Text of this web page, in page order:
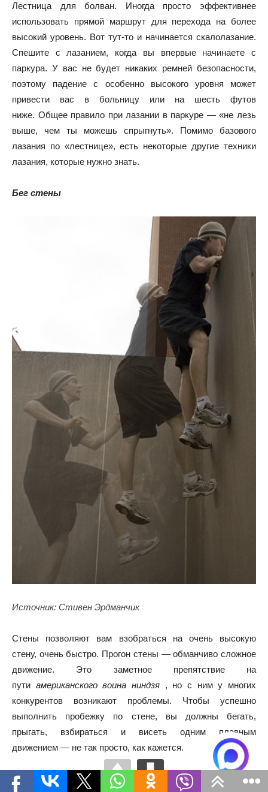
Лестница для болван. Иногда просто эффективнее
использовать прямой маршрут для перехода на более
высокий уровень. Вот тут-то и начинается скалолазание.
Спешите с лазанием, когда вы впервые начинаете с
паркура. У вас не будет никаких ремней безопасности,
поэтому падение с особенно высокого уровня может
привести вас в больницу или на шесть футов
ниже. Общее правило при лазании в паркуре — «не лезь
выше, чем ты можешь спрыгнуть». Помимо базового
лазания по «лестнице», есть некоторые другие техники
лазания, которые нужно знать.
Бег стены
Источник: Стивен Эрдманчик
Стены позволяют вам взобраться на очень высокую
стену, очень быстро. Прогон стены — обманчиво сложное
движение. Это заметное препятствие на
пути американского воина ниндзя , но с ним у многих
конкурентов возникают проблемы. Чтобы успешно
выполнить пробежку по стене, вы должны бегать,
прыгать, взбираться и висеть одним плавным
движением — не так просто, как кажется.
Кошачий прыжок